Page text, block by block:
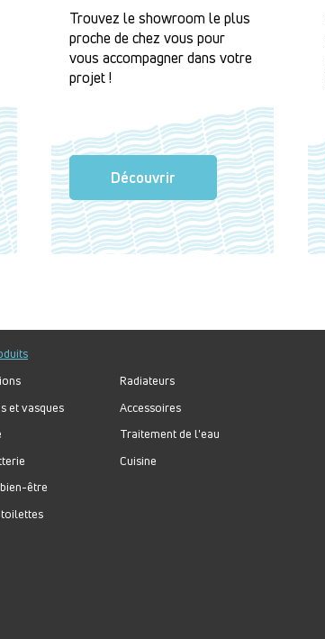
Trouvez le showroom le plus
proche de chez vous pour
vous accompagner dans votre
projet !
Découvrir
et vasques
être
toilettes
Radiateurs
Accessoires
Traitement de l'eau
Cuisine